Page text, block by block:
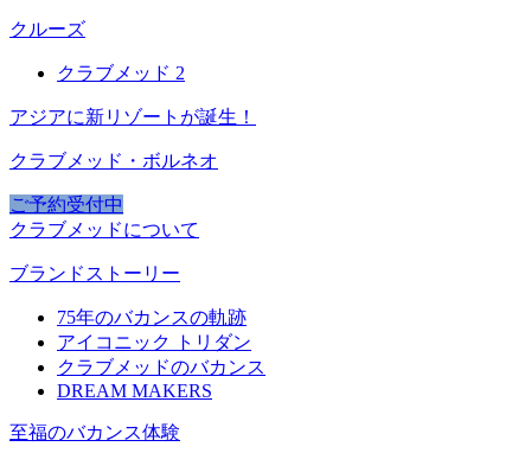
クルーズ
クラブメッド 2
アジアに新リゾートが誕生！
クラブメッド・ボルネオ
ご予約受付中
クラブメッドについて
ブランドストーリー
75年のバカンスの軌跡
アイコニック トリダン
クラブメッドのバカンス
DREAM MAKERS
至福のバカンス体験